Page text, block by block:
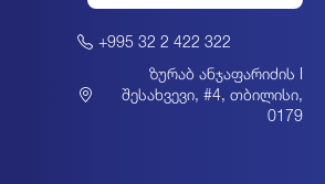
+995 32 2 422 322
ზურაბ ანჯაფარიძის I
შესახვევი, #4, თბილისი,
0179